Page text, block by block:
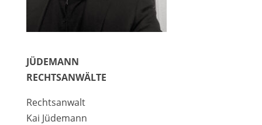
JÜDEMANN
RECHTSANWÄLTE
Rechtsanwalt
Kai Jüdemann